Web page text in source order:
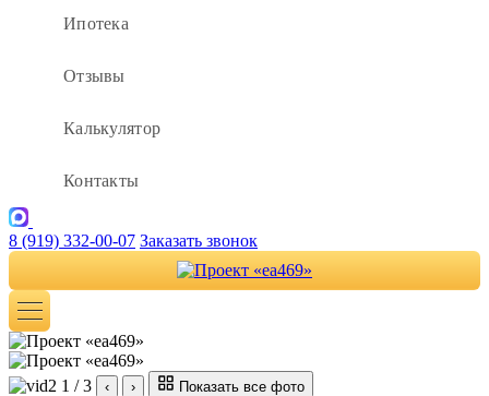
Ипотека
Отзывы
Калькулятор
Контакты
8 (919) 332-00-07 Заказать звонок
1 / 3 ‹ › Показать все фото